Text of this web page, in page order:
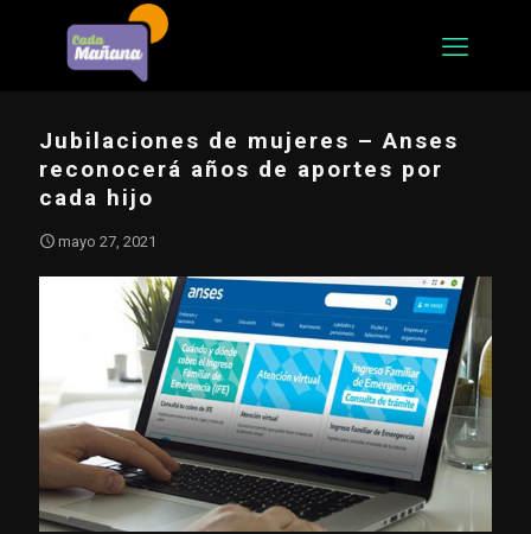
Jubilaciones de mujeres – Anses
reconocerá años de aportes por
cada hijo
mayo 27, 2021